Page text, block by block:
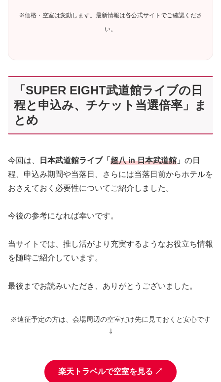
※価格・空室は変動します。最新情報は各公式サイトでご確認くださ
い。
「SUPER EIGHT武道館ライブの日
程と申込み、チケット当選倍率」ま
とめ
今回は、 日本武道館ライブ「 超八 in 日本武道館 」 の日
程、申込み期間や当落日、さらには当落日前からホテルを
おさえておく必要性についてご紹介しました。
今後の参考になれば幸いです。
当サイトでは、推し活がより充実するようなお役立ち情報
を随時ご紹介しています。
最後までお読みいただき、ありがとうございました。
※遠征予定の方は、会場周辺の空室だけ先に見ておくと安心です
⇩
楽天トラベルで空室を見る ↗